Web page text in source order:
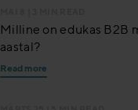
Milline on edukas B2B
aastal?
Read more